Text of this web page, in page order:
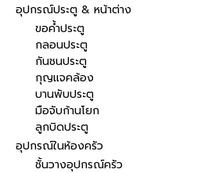
อุปกรณ์ประตู & หน้าต่าง
ขอค้ำประตู
กลอนประตู
กันชนประตู
กุญแจคล้อง
บานพับประตู
มือจับก้านโยก
ลูกบิดประตู
อุปกรณ์ในห้องครัว
ชั้นวางอุปกรณ์ครัว